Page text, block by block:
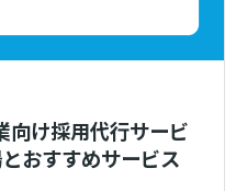
向け採用代行サービ
おすすめサービス